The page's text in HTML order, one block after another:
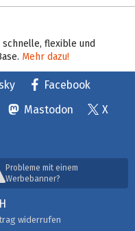
flexible und
Mehr dazu!
Facebook
Mastodon
X
Probleme mit einem
Werbebanner?
widerrufen